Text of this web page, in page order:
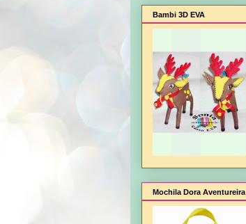
Bambi 3D EVA
Mochila Dora Aventureira